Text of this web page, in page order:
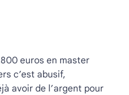
euros en master
c’est abusif,
avoir de l’argent pour